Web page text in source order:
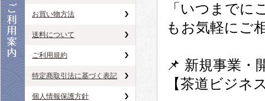
お買い物方法
送料について
ご利用規約
特定商取引法に基づく表記
個人情報保護方針
「いつまで
もお気軽にご
📌 新規事業・
【茶道ビジネ